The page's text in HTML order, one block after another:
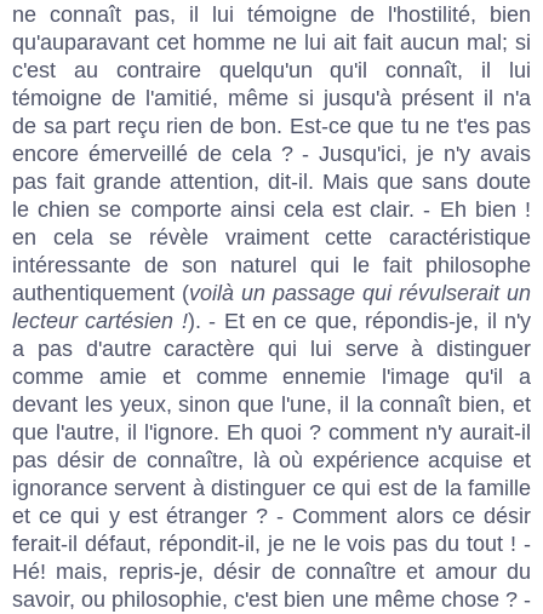
ne connaît pas, il lui témoigne de l'hostilité, bien
qu'auparavant cet homme ne lui ait fait aucun mal; si
c'est au contraire quelqu'un qu'il connaît, il lui
témoigne de l'amitié, même si jusqu'à présent il n'a
de sa part reçu rien de bon. Est-ce que tu ne t'es pas
encore émerveillé de cela ? - Jusqu'ici, je n'y avais
pas fait grande attention, dit-il. Mais que sans doute
le chien se comporte ainsi cela est clair. - Eh bien !
en cela se révèle vraiment cette caractéristique
intéressante de son naturel qui le fait philosophe
authentiquement (voilà un passage qui révulserait un
lecteur cartésien !). - Et en ce que, répondis-je, il n'y
a pas d'autre caractère qui lui serve à distinguer
comme amie et comme ennemie l'image qu'il a
devant les yeux, sinon que l'une, il la connaît bien, et
que l'autre, il l'ignore. Eh quoi ? comment n'y aurait-il
pas désir de connaître, là où expérience acquise et
ignorance servent à distinguer ce qui est de la famille
et ce qui y est étranger ? - Comment alors ce désir
ferait-il défaut, répondit-il, je ne le vois pas du tout ! -
Hé! mais, repris-je, désir de connaître et amour du
savoir, ou philosophie, c'est bien une même chose ? -